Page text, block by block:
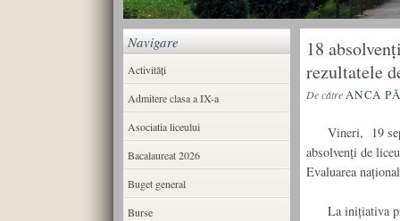
18
rezultatele
De cătreANCA
Vineri, 19
absolvenți de
Evaluarea
La inițiativa
Navigare
Activități
Admitere clasa a IX-a
Asociatia liceului
Bacalaureat 2026
Buget general
Burse